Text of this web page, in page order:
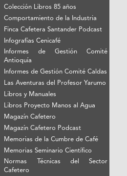
Colección Libros 85 años
Comportamiento de la Industria
Finca Cafetera Santander Podcast
Infografías Cenicafé
Informes de Gestión Comité
Antioquía
Informes de Gestión Comité Caldas
Las Aventuras del Profesor Yarumo
Libros y Manuales
Libros Proyecto Manos al Agua
Magazín Cafetero
Magazín Cafetero Podcast
Memorias de la Cumbre de Café
Memorias Seminario Científico
Normas Técnicas del Sector
Cafetero